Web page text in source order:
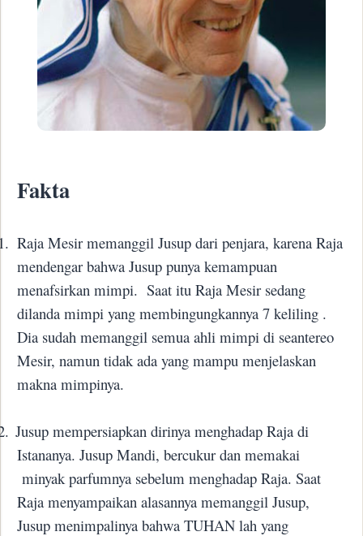
Fakta
Raja Mesir memanggil Jusup dari penjara, karena Raja
mendengar bahwa Jusup punya kemampuan
menafsirkan mimpi. Saat itu Raja Mesir sedang
dilanda mimpi yang membingungkannya 7 keliling .
Dia sudah memanggil semua ahli mimpi di seantereo
Mesir, namun tidak ada yang mampu menjelaskan
makna mimpinya.
Jusup mempersiapkan dirinya menghadap Raja di
Istananya. Jusup Mandi, bercukur dan memakai
minyak parfumnya sebelum menghadap Raja. Saat
Raja menyampaikan alasannya memanggil Jusup,
Jusup menimpalinya bahwa TUHAN lah yang